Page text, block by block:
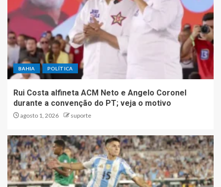
BAHIA POLÍTICA
Rui Costa alfineta ACM Neto e Angelo Coronel
durante a convenção do PT; veja o motivo
agosto 1, 2026 suporte